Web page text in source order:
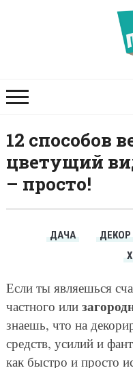
12 способов
цветущий
– просто!
ДАЧА ДЕКОР
Если ты являешься
частного или
знаешь, что на
средств, усилий и
как быстро и просто